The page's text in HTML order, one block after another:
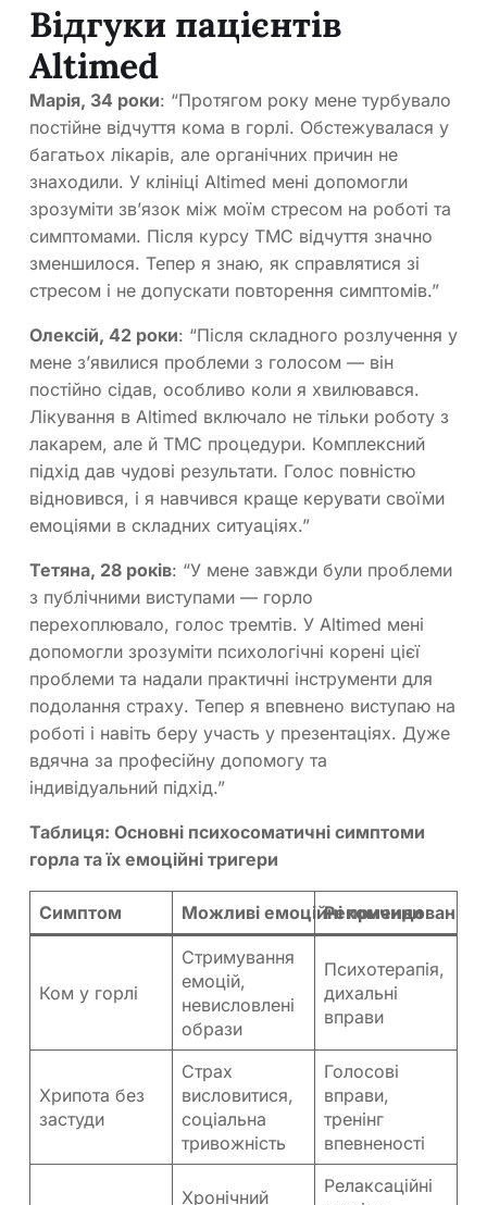
Відгуки пацієнтів
Altimed
Марія, 34 роки: “Протягом року мене турбувало
постійне відчуття кома в горлі. Обстежувалася у
багатьох лікарів, але органічних причин не
знаходили. У клініці Altimed мені допомогли
зрозуміти зв’язок між моїм стресом на роботі та
симптомами. Після курсу ТМС відчуття значно
зменшилося. Тепер я знаю, як справлятися зі
стресом і не допускати повторення симптомів.”
Олексій, 42 роки: “Після складного розлучення у
мене з’явилися проблеми з голосом — він
постійно сідав, особливо коли я хвилювався.
Лікування в Altimed включало не тільки роботу з
лакарем, але й ТМС процедури. Комплексний
підхід дав чудові результати. Голос повністю
відновився, і я навчився краще керувати своїми
емоціями в складних ситуаціях.”
Тетяна, 28 років: “У мене завжди були проблеми
з публічними виступами — горло
перехоплювало, голос тремтів. У Altimed мені
допомогли зрозуміти психологічні корені цієї
проблеми та надали практичні інструменти для
подолання страху. Тепер я впевнено виступаю на
роботі і навіть беру участь у презентаціях. Дуже
вдячна за професійну допомогу та
індивідуальний підхід.”
Таблиця: Основні психосоматичні симптоми
горла та їх емоційні тригери
Симптом Можливі емоційні причини
Рекомендовані
Ком у горлі
Стримування
емоцій,
невисловлені
образи
Психотерапія,
дихальні
вправи
Хрипота без
застуди
Страх
висловитися,
соціальна
тривожність
Голосові
вправи,
тренінг
впевненості
Хронічний
Релаксаційні